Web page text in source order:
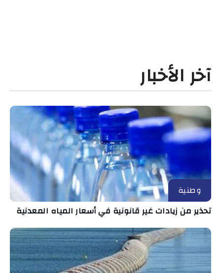
آخر الأخبار
وطنية
تحذير من زيادات غير قانونية في أسعار المياه المعدنية